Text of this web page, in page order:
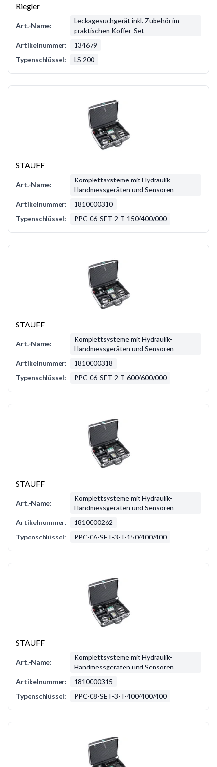
Riegler
Art.-Name:
Leckagesuchgerät inkl. Zubehör im
praktischen Koffer-Set
Artikelnummer:
134679
Typenschlüssel:
LS 200
STAUFF
Art.-Name:
Komplettsysteme mit Hydraulik-
Handmessgeräten und Sensoren
Artikelnummer:
1810000310
Typenschlüssel:
PPC-06-SET-2-T-150/400/000
STAUFF
Art.-Name:
Komplettsysteme mit Hydraulik-
Handmessgeräten und Sensoren
Artikelnummer:
1810000318
Typenschlüssel:
PPC-06-SET-2-T-600/600/000
STAUFF
Art.-Name:
Komplettsysteme mit Hydraulik-
Handmessgeräten und Sensoren
Artikelnummer:
1810000262
Typenschlüssel:
PPC-06-SET-3-T-150/400/400
STAUFF
Art.-Name:
Komplettsysteme mit Hydraulik-
Handmessgeräten und Sensoren
Artikelnummer:
1810000315
Typenschlüssel:
PPC-08-SET-3-T-400/400/400